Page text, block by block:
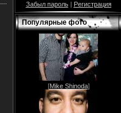
Забыл пароль| Регистрация
Популярные фото
[Mike Shinoda]